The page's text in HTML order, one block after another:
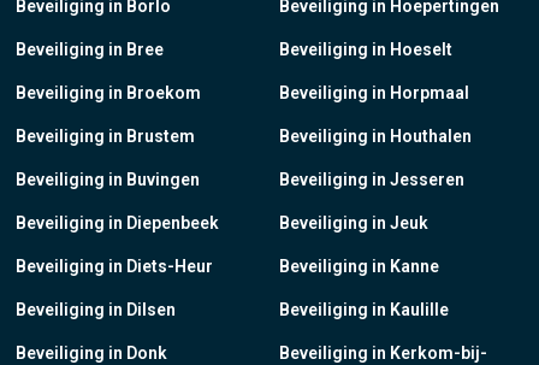
Beveiliging in Borlo
Beveiliging in Bree
Beveiliging in Broekom
Beveiliging in Brustem
Beveiliging in Buvingen
Beveiliging in Diepenbeek
Beveiliging in Diets-Heur
Beveiliging in Dilsen
Beveiliging in Donk
Beveiliging in Hoepertingen
Beveiliging in Hoeselt
Beveiliging in Horpmaal
Beveiliging in Houthalen
Beveiliging in Jesseren
Beveiliging in Jeuk
Beveiliging in Kanne
Beveiliging in Kaulille
Beveiliging in Kerkom-bij-